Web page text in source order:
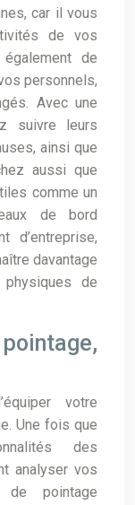
car il vous
de vos
de
personnels,
Avec une
suivre leurs
ainsi que
aussi que
comme un
de bord
d’entreprise,
davantage
de
votre
Une fois que
des
analyser vos
pointage